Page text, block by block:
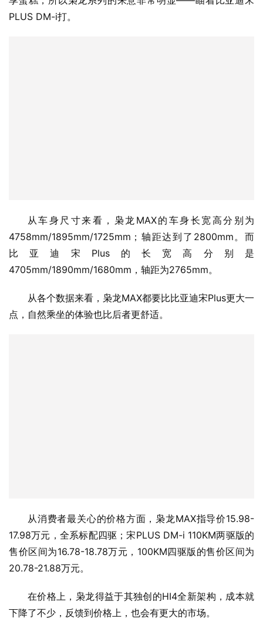
PLUS DM-i打。
从车身尺寸来看，枭龙MAX的车身长宽高分别为
4758mm/1895mm/1725mm；轴距达到了2800mm。而
比亚迪宋Plus的长宽高分别是
4705mm/1890mm/1680mm，轴距为2765mm。
从各个数据来看，枭龙MAX都要比比亚迪宋Plus更大一
点，自然乘坐的体验也比后者更舒适。
从消费者最关心的价格方面，枭龙MAX指导价15.98-
17.98万元，全系标配四驱；宋PLUS DM-i 110KM两驱版的
售价区间为16.78-18.78万元，100KM四驱版的售价区间为
20.78-21.88万元。
在价格上，枭龙得益于其独创的HI4全新架构，成本就
下降了不少，反馈到价格上，也会有更大的市场。